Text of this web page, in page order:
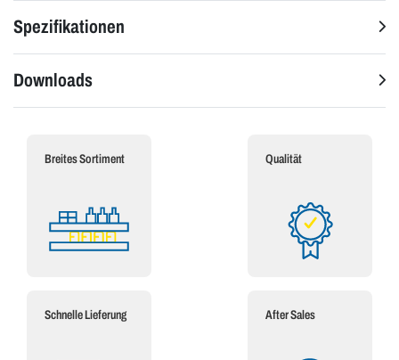
Spezifikationen
Downloads
Breites Sortiment Qualität
Schnelle Lieferung After Sales